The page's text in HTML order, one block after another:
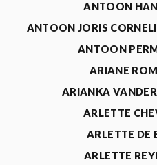
ANTOON
ANTOON JORIS
ANTOON
ARIANE
ARIANKA
ARLETTE
ARLETTE DE
ARLETTE